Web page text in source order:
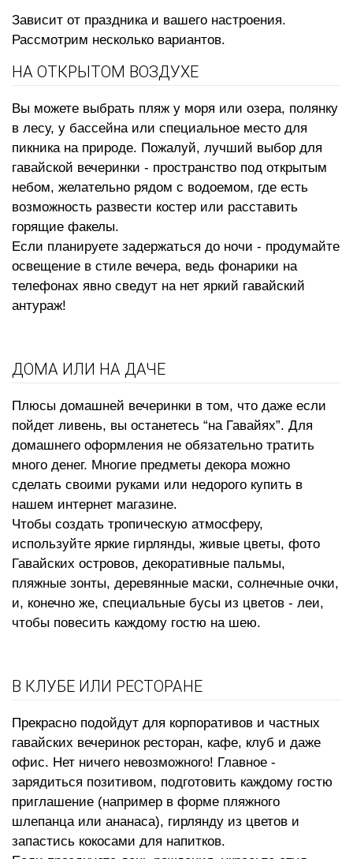
Зависит от праздника и вашего настроения.
Рассмотрим несколько вариантов.
НА ОТКРЫТОМ ВОЗДУХЕ
Вы можете выбрать пляж у моря или озера, полянку
в лесу, у бассейна или специальное место для
пикника на природе. Пожалуй, лучший выбор для
гавайской вечеринки - пространство под открытым
небом, желательно рядом с водоемом, где есть
возможность развести костер или расставить
горящие факелы.
Если планируете задержаться до ночи - продумайте
освещение в стиле вечера, ведь фонарики на
телефонах явно сведут на нет яркий гавайский
антураж!
ДОМА ИЛИ НА ДАЧЕ
Плюсы домашней вечеринки в том, что даже если
пойдет ливень, вы останетесь “на Гавайях”. Для
домашнего оформления не обязательно тратить
много денег. Многие предметы декора можно
сделать своими руками или недорого купить в
нашем интернет магазине.
Чтобы создать тропическую атмосферу,
используйте яркие гирлянды, живые цветы, фото
Гавайских островов, декоративные пальмы,
пляжные зонты, деревянные маски, солнечные очки,
и, конечно же, специальные бусы из цветов - леи,
чтобы повесить каждому гостю на шею.
В КЛУБЕ ИЛИ РЕСТОРАНЕ
Прекрасно подойдут для корпоративов и частных
гавайских вечеринок ресторан, кафе, клуб и даже
офис. Нет ничего невозможного! Главное -
зарядиться позитивом, подготовить каждому гостю
приглашение (например в форме пляжного
шлепанца или ананаса), гирлянду из цветов и
запастись кокосами для напитков.